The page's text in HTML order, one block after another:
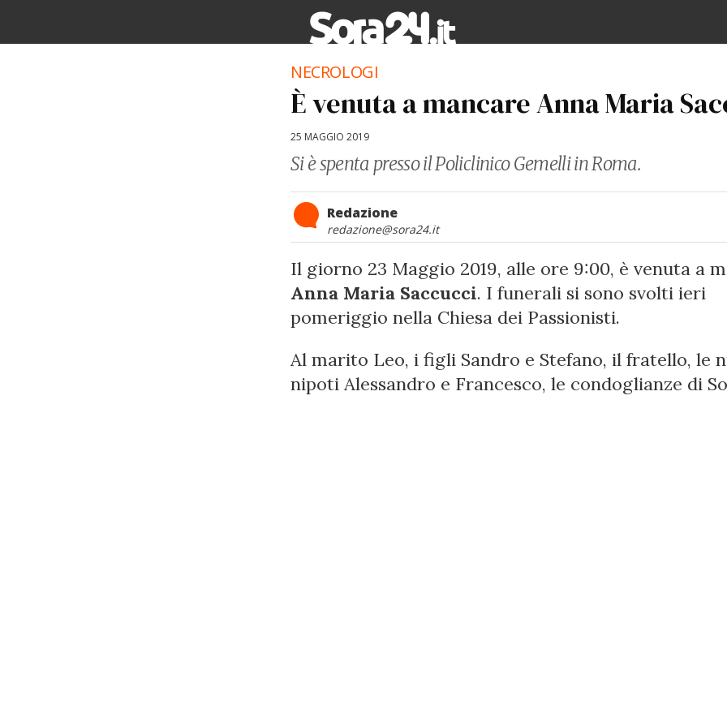
NECROLOGI
È venuta a mancare Anna Maria
25 MAGGIO 2019
Si è spenta presso il Policlinico Gemelli in Roma.
Redazione
redazione@sora24.it
Il giorno 23 Maggio 2019, alle ore 9:00, è venuta a
Anna Maria Saccucci. I funerali si sono svolti ieri
pomeriggio nella Chiesa dei Passionisti.
Al marito Leo, i figli Sandro e Stefano, il fratello, le
nipoti Alessandro e Francesco, le condoglianze di